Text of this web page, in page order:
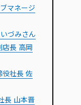
マネージ
づみさん
店長 高岡
役社長 佐
長 山本晋